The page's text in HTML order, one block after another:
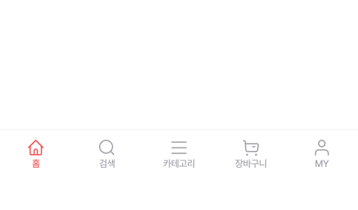
홈 검색 카테고리 장바구니 MY